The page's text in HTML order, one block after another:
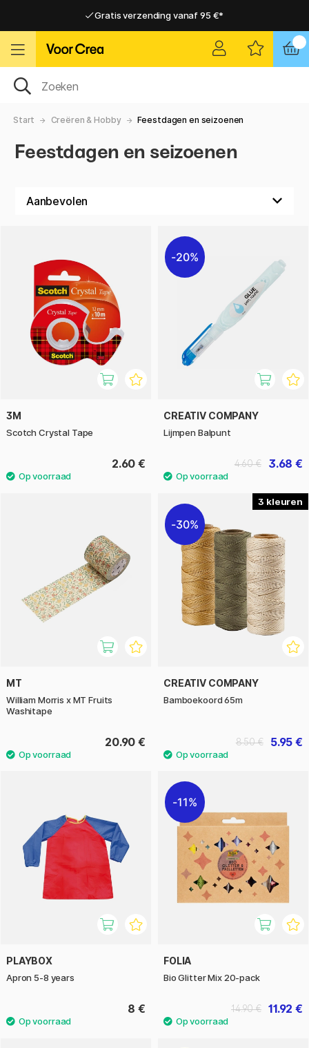
Gratis verzending vanaf 95 €*
Gratis verzending vanaf 95 €*
Start Creëren & Hobby Feestdagen en seizoenen
Feestdagen en seizoenen
3M
Scotch Crystal Tape
2.60 €
20%
CREATIV COMPANY
Lijmpen Balpunt
3.68 €
4.60 €
MT
William Morris x MT Fruits
Washitape
20.90 €
3
30%
CREATIV COMPANY
Bamboekoord 65m
5.95 €
8.50 €
PLAYBOX
Apron 5-8 years
8 €
11%
FOLIA
Bio Glitter Mix 20-pack
11.92 €
14.90 €